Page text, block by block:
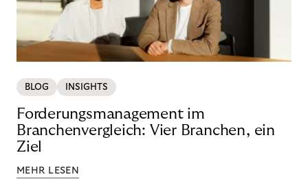
BLOG INSIGHTS
Forderungsmanagement im
Branchenvergleich: Vier Branchen, ein
Ziel
MEHR LESEN